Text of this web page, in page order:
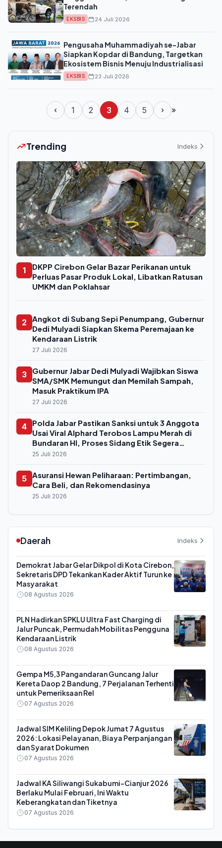
Terendah
EKSBIS 24 Juli 2026
Pengusaha Muhammadiyah se-Jabar
Siapkan Kopdar di Bandung, Targetkan
Ekosistem Bisnis Menuju Industrialisasi
EKSBIS 23 Juli 2026
‹ 1 2 3 4 5 › »
Trending Indeks
1
DKPP Cirebon Gelar Bazar Perikanan untuk
Perluas Pasar Produk Lokal, Libatkan Ratusan
UMKM dan Poklahsar
2
Angkot di Subang Sepi Penumpang, Gubernur
Dedi Mulyadi Siapkan Skema Peremajaan ke
Kendaraan Listrik
27 Juli 2026
3
Gubernur Jabar Dedi Mulyadi Wajibkan Siswa
SMA/SMK Memungut dan Memilah Sampah,
Masuk Praktikum IPA
27 Juli 2026
4
Polda Jabar Pastikan Sanksi untuk 3 Anggota
Usai Viral Alphard Terobos Lampu Merah di
Bundaran HI, Proses Sidang Etik Segera
Digelar
25 Juli 2026
5 Asuransi Hewan Peliharaan: Pertimbangan,
Cara Beli, dan Rekomendasinya
25 Juli 2026
Daerah Indeks
Demokrat Jabar Gelar Dikpol di Kota Cirebon,
Sekretaris DPD Tekankan Kader Aktif Turun ke
Masyarakat
08 Agustus 2026
PLN Hadirkan SPKLU Ultra Fast Charging di
Jalur Puncak, Permudah Mobilitas Pengguna
Kendaraan Listrik
08 Agustus 2026
Gempa M5,3 Pangandaran Guncang Jalur
Kereta Daop 2 Bandung, 7 Perjalanan Terhenti
untuk Pemeriksaan Rel
07 Agustus 2026
Jadwal SIM Keliling Depok Jumat 7 Agustus
2026: Lokasi Pelayanan, Biaya Perpanjangan
dan Syarat Dokumen
07 Agustus 2026
Jadwal KA Siliwangi Sukabumi-Cianjur 2026
Berlaku Mulai Februari, Ini Waktu
Keberangkatan dan Tiketnya
07 Agustus 2026